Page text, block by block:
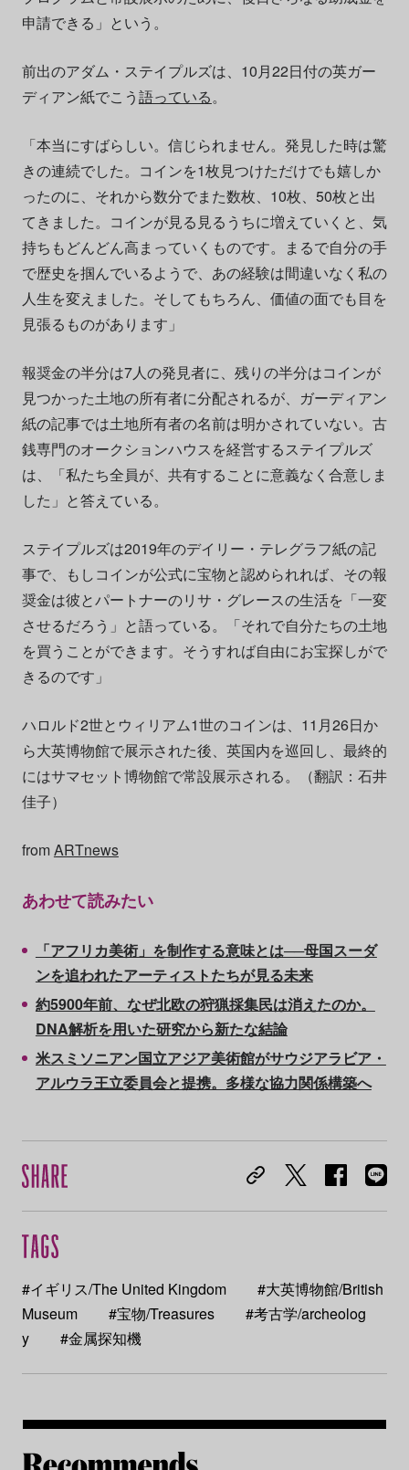
申請できる」という。
前出のアダム・ステイプルズは、10月22日付の英ガー
ディアン紙でこう語っている。
「本当にすばらしい。信じられません。発見した時は驚
きの連続でした。コインを1枚見つけただけでも嬉しか
ったのに、それから数分でまた数枚、10枚、50枚と出
てきました。コインが見る見るうちに増えていくと、気
持ちもどんどん高まっていくものです。まるで自分の手
で歴史を掴んでいるようで、あの経験は間違いなく私の
人生を変えました。そしてもちろん、価値の面でも目を
見張るものがあります」
報奨金の半分は7人の発見者に、残りの半分はコインが
見つかった土地の所有者に分配されるが、ガーディアン
紙の記事では土地所有者の名前は明かされていない。古
銭専門のオークションハウスを経営するステイプルズ
は、「私たち全員が、共有することに意義なく合意しま
した」と答えている。
ステイプルズは2019年のデイリー・テレグラフ紙の記
事で、もしコインが公式に宝物と認められれば、その報
奨金は彼とパートナーのリサ・グレースの生活を「一変
させるだろう」と語っている。「それで自分たちの土地
を買うことができます。そうすれば自由にお宝探しがで
きるのです」
ハロルド2世とウィリアム1世のコインは、11月26日か
ら大英博物館で展示された後、英国内を巡回し、最終的
にはサマセット博物館で常設展示される。（翻訳：石井
佳子）
fromARTnews
あわせて読みたい
「アフリカ美術」を制作する意味とは──母国スーダ
ンを追われたアーティストたちが見る未来
約5900年前、なぜ北欧の狩猟採集民は消えたのか。
DNA解析を用いた研究から新たな結論
米スミソニアン国立アジア美術館がサウジアラビア・
アルウラ王立委員会と提携。多様な協力関係構築へ
#イギリス/The United Kingdom
#大英博物館/British
Museum
#宝物/Treasures
#考古学/archeolog
y
#金属探知機